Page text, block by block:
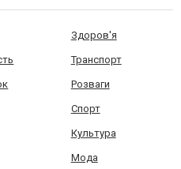
Здоров'я
Транспорт
Розваги
Спорт
Культура
Мода